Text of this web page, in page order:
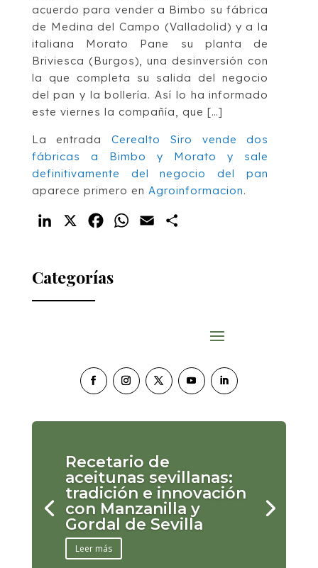
acuerdo para vender a Bimbo su fábrica
de Medina del Campo (Valladolid) y a la
italiana Morato Pane su planta de
Briviesca (Burgos), una desinversión con
la que completa su salida del negocio
del pan y la bollería. Así lo ha informado
este viernes la compañía, que […]
La entradaCerealto Siro vende dos
fábricas a Bimbo y Morato y sale
definitivamente del negocio del pan
aparece primero en Agroinformacion.
LinkedIn FacebookWhatsApp
Email
Categorías
Recetario de
aceitunas sevillanas:
tradición e innovación
con Manzanilla y
Gordal de Sevilla
Leer más